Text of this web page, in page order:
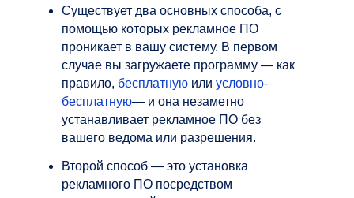
Существует два основных способа, с
помощью которых рекламное ПО
проникает в вашу систему. В первом
случае вы загружаете программу — как
правило, бесплатную или условно-
бесплатную— и она незаметно
устанавливает рекламное ПО без
вашего ведома или разрешения.
Второй способ — это установка
рекламного ПО посредством